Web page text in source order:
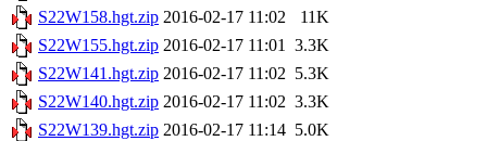
S22W158.hgt.zip 2016-02-17 11:02
11K
S22W155.hgt.zip 2016-02-17 11:01 3.3K
S22W141.hgt.zip 2016-02-17 11:02 5.3K
S22W140.hgt.zip 2016-02-17 11:02 3.3K
S22W139.hgt.zip 2016-02-17 11:14 5.0K